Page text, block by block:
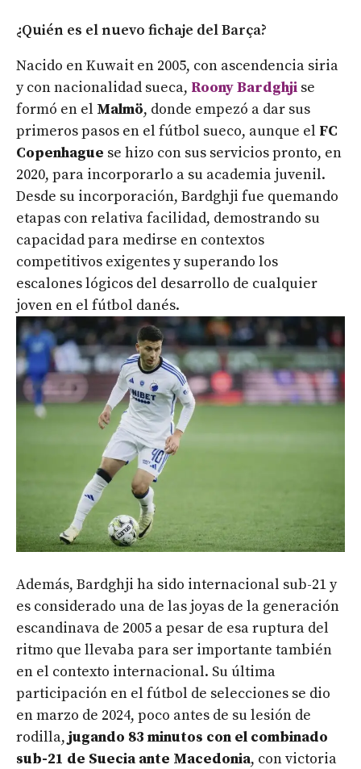
¿Quién es el nuevo fichaje del Barça?
Nacido en Kuwait en 2005, con ascendencia siria
y con nacionalidad sueca, Roony Bardghji se
formó en el Malmö, donde empezó a dar sus
primeros pasos en el fútbol sueco, aunque el FC
Copenhague se hizo con sus servicios pronto, en
2020, para incorporarlo a su academia juvenil.
Desde su incorporación, Bardghji fue quemando
etapas con relativa facilidad, demostrando su
capacidad para medirse en contextos
competitivos exigentes y superando los
escalones lógicos del desarrollo de cualquier
joven en el fútbol danés.
Además, Bardghji ha sido internacional sub-21 y
es considerado una de las joyas de la generación
escandinava de 2005 a pesar de esa ruptura del
ritmo que llevaba para ser importante también
en el contexto internacional. Su última
participación en el fútbol de selecciones se dio
en marzo de 2024, poco antes de su lesión de
rodilla, jugando 83 minutos con el combinado
sub-21 de Suecia ante Macedonia, con victoria